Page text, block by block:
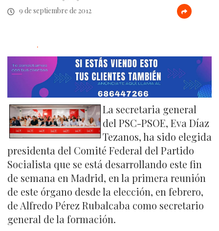
9 de septiembre de 2012
.
La secretaria general
del PSC-PSOE, Eva Díaz
Tezanos, ha sido elegida
presidenta del Comité Federal del Partido
Socialista que se está desarrollando este fin
de semana en Madrid, en la primera reunión
de este órgano desde la elección, en febrero,
de Alfredo Pérez Rubalcaba como secretario
general de la formación.